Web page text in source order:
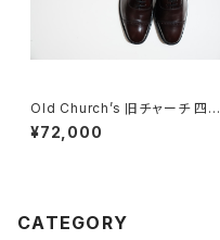
Old Church’s 旧チャーチ 四都
市 BELMONTパンチドキャップ
トウ 85G
¥72,000
CATEGORY